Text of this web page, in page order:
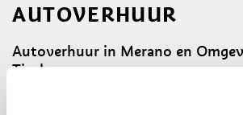
AUTOVERHUUR
Autoverhuur in Merano en
Tirol
Bij de onderstaande autoverhuurders